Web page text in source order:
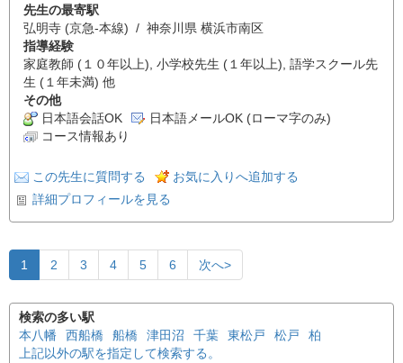
先生の最寄駅
弘明寺 (京急-本線) / 神奈川県 横浜市南区
指導経験
家庭教師 (１０年以上), 小学校先生 (１年以上), 語学スクール先
生 (１年未満) 他
その他
日本語会話OK
日本語メールOK (ローマ字のみ)
コース情報あり
この先生に質問する
お気に入りへ追加する
詳細プロフィールを見る
1 2 3 4 5 6 次へ>
検索の多い駅
本八幡
西船橋 船橋 津田沼 千葉 東松戸 松戸
柏
上記以外の駅を指定して検索する。